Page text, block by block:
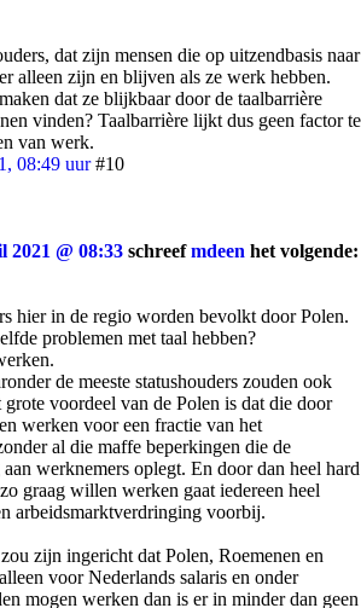
dat zijn mensen die op uitzendbasis naar
alleen zijn en blijven als ze werk hebben.
dat ze blijkbaar door de taalbarrière
vinden? Taalbarrière lijkt dus geen factor te
van werk.
08:49 uur #10
2021 @ 08:33 schreefmdeen het volgende:
hier in de regio worden bevolkt door Polen.
problemen met taal hebben?
de meeste statushouders zouden ook
voordeel van de Polen is dat die door
werken voor een fractie van het
al die maffe beperkingen die de
werknemers oplegt. En door dan heel hard
graag willen werken gaat iedereen heel
arbeidsmarktverdringing voorbij.
zijn ingericht dat Polen, Roemenen en
voor Nederlands salaris en onder
mogen werken dan is er in minder dan geen